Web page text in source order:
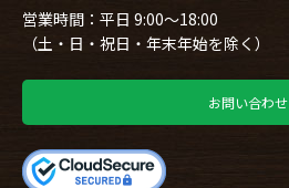
営業時間：平日 9:00～18:00
（土・日・祝日・年末年始を除く）
お問い合わせ